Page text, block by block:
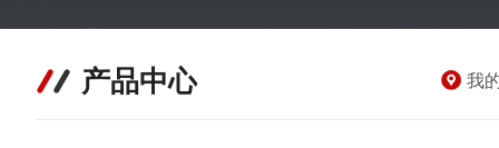
产品中心 我